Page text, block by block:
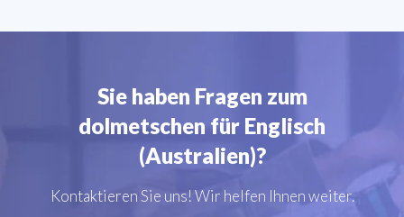
Sie haben Fragen zum
dolmetschen für Englisch
(Australien)?
Kontaktieren Sie uns! Wir helfen Ihnen weiter.